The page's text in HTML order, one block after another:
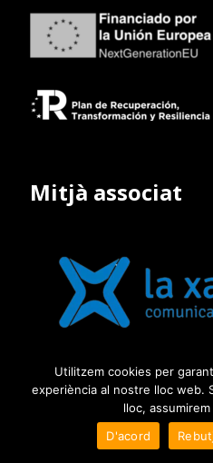
Mitjà associat
Utilitzem cookies per
experiència al nostre lloc web.
lloc,
D'acord